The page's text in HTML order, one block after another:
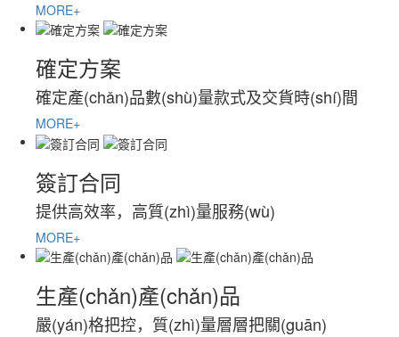
MORE+
確定方案
確定產(chǎn)品數(shù)量款式及交貨時(shí)間
MORE+
簽訂合同
提供高效率，高質(zhì)量服務(wù)
MORE+
生產(chǎn)產(chǎn)品
嚴(yán)格把控，質(zhì)量層層把關(guān)